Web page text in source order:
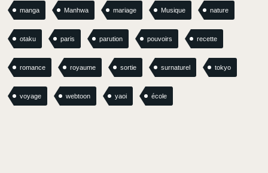
manga Manhwa mariage Musique nature
otaku paris parution pouvoirs recette
romance royaume sortie surnaturel tokyo
voyage webtoon yaoi école